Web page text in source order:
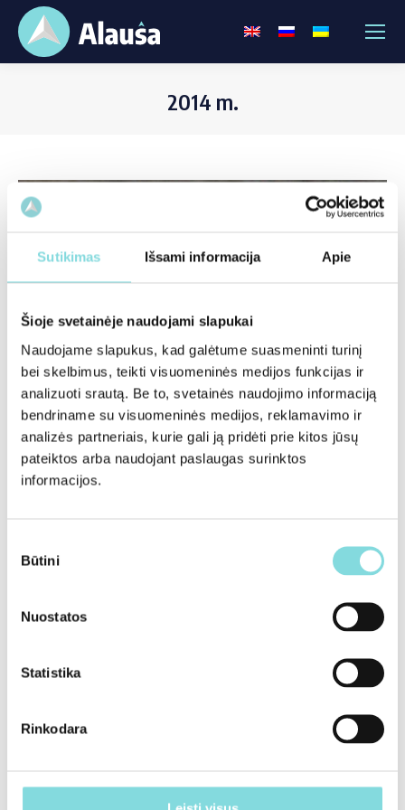
Sutikimas Išsami informacija Apie
Šioje svetainėje naudojami slapukai
Naudojame slapukus, kad galėtume suasmeninti turinį
bei skelbimus, teikti visuomeninės medijos funkcijas ir
analizuoti srautą. Be to, svetainės naudojimo informaciją
bendriname su visuomeninės medijos, reklamavimo ir
analizės partneriais, kurie gali ją pridėti prie kitos jūsų
pateiktos arba naudojant paslaugas surinktos
informacijos.
pasirinkimas
Būtini
Nuostatos
Statistika
Rinkodara
2014 m.